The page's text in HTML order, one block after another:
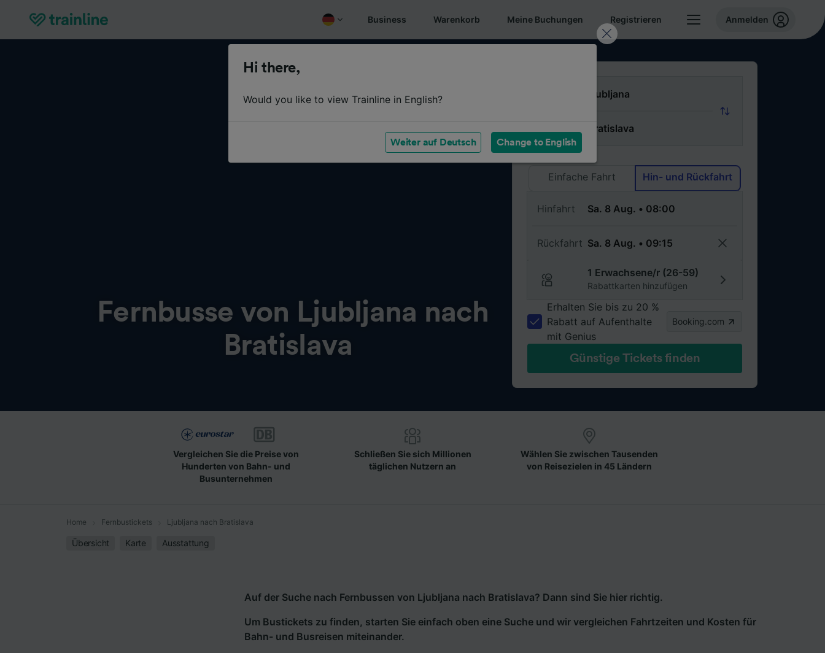
Business Warenkorb Meine Buchungen Registrieren Anmelden
Fernbusse von Ljubljana nach
Bratislava
Via
Einfache Fahrt
Hin- und Rückfahrt
Hinfahrt
Rückfahrt
1 Erwachsene/r (26-59)
Rabattkarten hinzufügen
Erhalten Sie bis zu 20 %
Rabatt auf Aufenthalte
mit Genius
Booking.com
Günstige Tickets finden
Vergleichen Sie die Preise von
Hunderten von Bahn- und
Busunternehmen
Schließen Sie sich Millionen
täglichen Nutzern an
Wählen Sie zwischen Tausenden
von Reisezielen in 45 Ländern
Home Fernbustickets Ljubljana nach Bratislava
Übersicht Karte Ausstattung
Auf der Suche nach Fernbussen von Ljubljana nach Bratislava? Dann sind Sie hier richtig.
Um Bustickets zu finden, starten Sie einfach oben eine Suche und wir vergleichen Fahrtzeiten und Kosten für
Bahn- und Busreisen miteinander.
Hi there,
Would you like to view Trainline in English?
Weiter auf Deutsch Change to English